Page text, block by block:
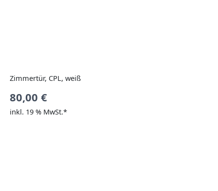
Zimmertür, CPL, weiß
80,00 €
inkl. 19 % MwSt.*